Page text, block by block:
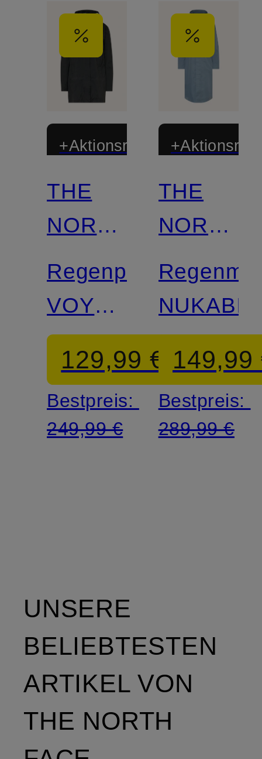
+Aktionsrabatt
THE
NORTH
FACE
Regenparka
VOYAGE
3L
HOODED
129,99 €
Bestpreis:
249,99 €
THE
NORTH
FACE
NUKABI
149,99
Bestpreis:
289,99 €
UNSERE
BELIEBTESTEN
ARTIKEL VON
THE NORTH